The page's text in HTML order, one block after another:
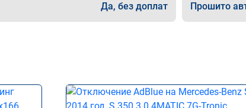
Да, без доплат Прошито